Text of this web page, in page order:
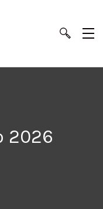
2026